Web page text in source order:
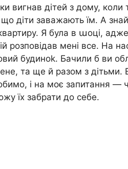
вигнав дітей з дому,
що діти заважають їм. А
Я була в աоці,
розповідав мені все. На
будиноk. Бачили б ви
та ще й разом з дітьми.
і на моє запитання —
їх забрати до себе.